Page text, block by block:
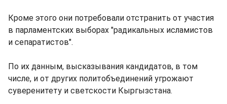
Кроме этого они потребовали отстранить от участия
в парламентских выборах "радикальных исламистов
и сепаратистов".
По их данным, высказывания кандидатов, в том
числе, и от других политобъединений угрожают
суверенитету и светскости Кыргызстана.